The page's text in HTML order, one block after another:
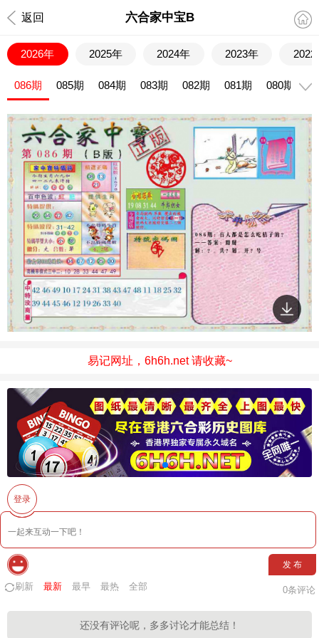
返回 六合家中宝B
2026年 2025年 2024年 2023年 2022
086期 085期 084期 083期 082期 081期 080期
易记网址，6h6h.net 请收藏~
登录
发 布
刷新 最新 最早 最热 全部 0条评论
还没有评论呢，多多讨论才能总结！